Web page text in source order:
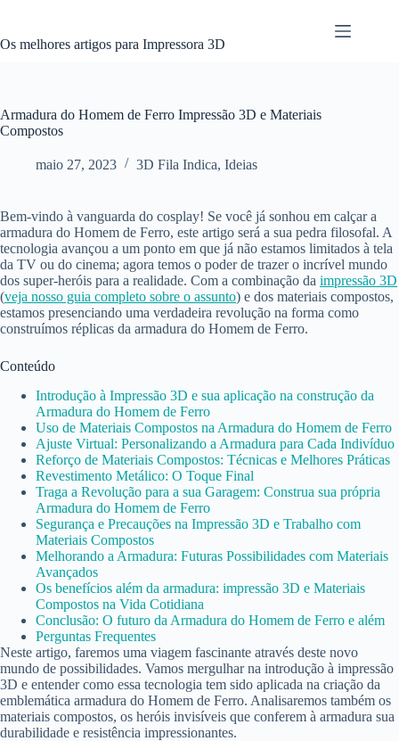
o
Os melhores artigos para Impressora 3D
Armadura do Homem de Ferro Impressão 3D e Materiais
Compostos
maio 27, 2023 3D Fila Indica, Ideias
Bem-vindo à vanguarda do cosplay! Se você já sonhou em calçar a
armadura do Homem de Ferro, este artigo será a sua pedra filosofal. A
tecnologia avançou a um ponto em que já não estamos limitados à tela
da TV ou do cinema; agora temos o poder de trazer o incrível mundo
dos super-heróis para a realidade. Com a combinação da impressão 3D
(veja nosso guia completo sobre o assunto) e dos materiais compostos,
estamos presenciando uma verdadeira revolução na forma como
construímos réplicas da armadura do Homem de Ferro.
Conteúdo
Introdução à Impressão 3D e sua aplicação na construção da
Armadura do Homem de Ferro
Uso de Materiais Compostos na Armadura do Homem de Ferro
Ajuste Virtual: Personalizando a Armadura para Cada Indivíduo
Reforço de Materiais Compostos: Técnicas e Melhores Práticas
Revestimento Metálico: O Toque Final
Traga a Revolução para a sua Garagem: Construa sua própria
Armadura do Homem de Ferro
Segurança e Precauções na Impressão 3D e Trabalho com
Materiais Compostos
Melhorando a Armadura: Futuras Possibilidades com Materiais
Avançados
Os benefícios além da armadura: impressão 3D e Materiais
Compostos na Vida Cotidiana
Conclusão: O futuro da Armadura do Homem de Ferro e além
Perguntas Frequentes
Neste artigo, faremos uma viagem fascinante através deste novo
mundo de possibilidades. Vamos mergulhar na introdução à impressão
3D e entender como essa tecnologia tem sido aplicada na criação da
emblemática armadura do Homem de Ferro. Analisaremos também os
materiais compostos, os heróis invisíveis que conferem à armadura sua
durabilidade e resistência impressionantes.